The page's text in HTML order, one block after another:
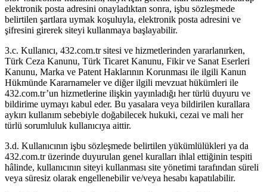
elektronik posta adresini onayladıktan sonra, işbu sözleşmede
belirtilen şartlara uymak koşuluyla, elektronik posta adresini ve
şifresini girerek siteyi kullanmaya başlayabilir.
3.c. Kullanıcı, 432.com.tr sitesi ve hizmetlerinden yararlanırken,
Türk Ceza Kanunu, Türk Ticaret Kanunu, Fikir ve Sanat Eserleri
Kanunu, Marka ve Patent Haklarının Korunması ile ilgili Kanun
Hükmünde Kararnameler ve diğer ilgili mevzuat hükümleri ile
432.com.tr’un hizmetlerine ilişkin yayınladığı her türlü duyuru ve
bildirime uymayı kabul eder. Bu yasalara veya bildirilen kurallara
aykırı kullanım sebebiyle doğabilecek hukuki, cezai ve mali her
türlü sorumluluk kullanıcıya aittir.
3.d. Kullanıcının işbu sözleşmede belirtilen yükümlülükleri ya da
432.com.tr üzerinde duyurulan genel kuralları ihlal ettiğinin tespiti
hâlinde, kullanıcının siteyi kullanması site yönetimi tarafından süreli
veya süresiz olarak engellenebilir ve/veya hesabı kapatılabilir.